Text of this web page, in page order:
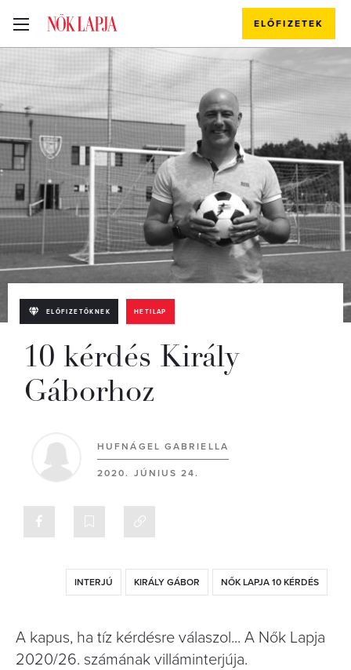
ELŐFIZETEK
ELŐFIZETŐKNEK HETILAP
10 kérdés Király
Gáborhoz
HUFNÁGEL GABRIELLA
2020. JÚNIUS 24.
INTERJÚ KIRÁLY GÁBOR NŐK LAPJA 10 KÉRDÉS
A kapus, ha tíz kérdésre válaszol... A Nők Lapja
2020/26. számának villáminterjúja.